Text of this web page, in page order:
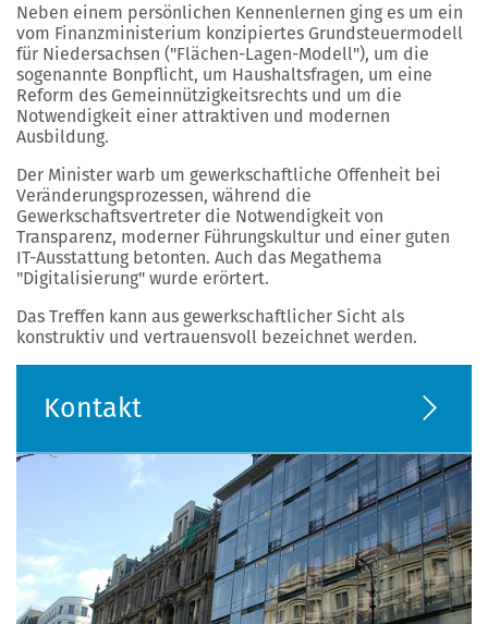
Neben einem persönlichen Kennenlernen ging es um ein
vom Finanzministerium konzipiertes Grundsteuermodell
für Niedersachsen ("Flächen-Lagen-Modell"), um die
sogenannte Bonpflicht, um Haushaltsfragen, um eine
Reform des Gemeinnützigkeitsrechts und um die
Notwendigkeit einer attraktiven und modernen
Ausbildung.
Der Minister warb um gewerkschaftliche Offenheit bei
Veränderungsprozessen, während die
Gewerkschaftsvertreter die Notwendigkeit von
Transparenz, moderner Führungskultur und einer guten
IT-Ausstattung betonten. Auch das Megathema
"Digitalisierung" wurde erörtert.
Das Treffen kann aus gewerkschaftlicher Sicht als
konstruktiv und vertrauensvoll bezeichnet werden.
Kontakt